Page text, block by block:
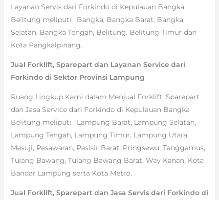
Layanan Servis dari Forkindo di Kepulauan Bangka
Belitung meliputi : Bangka, Bangka Barat, Bangka
Selatan, Bangka Tengah, Belitung, Belitung Timur dan
Kota Pangkalpinang.
Jual Forklift, Sparepart dan Layanan Service dari
Forkindo di Sektor Provinsi Lampung
Ruang Lingkup Kami dalam Menjual Forklift, Sparepart
dan Jasa Service dari Forkindo di Kepulauan Bangka
Belitung meliputi : Lampung Barat, Lampung Selatan,
Lampung Tengah, Lampung Timur, Lampung Utara,
Mesuji, Pesawaran, Pesisir Barat, Pringsewu, Tanggamus,
Tulang Bawang, Tulang Bawang Barat, Way Kanan, Kota
Bandar Lampung serta Kota Metro.
Jual Forklift, Sparepart dan Jasa Servis dari Forkindo di